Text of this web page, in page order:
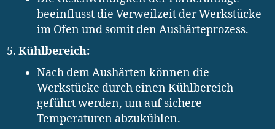
beeinflusst die Verweilzeit der Werkstücke
im Ofen und somit den Aushärteprozess.
Kühlbereich:
Nach dem Aushärten können die
Werkstücke durch einen Kühlbereich
geführt werden, um auf sichere
Temperaturen abzukühlen.